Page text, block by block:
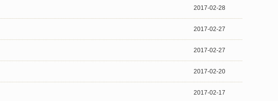
2017-02-28
2017-02-27
2017-02-27
2017-02-20
2017-02-17